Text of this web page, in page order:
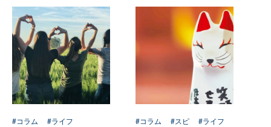
#コラム #ライフ #コラム #スピ #ライフ